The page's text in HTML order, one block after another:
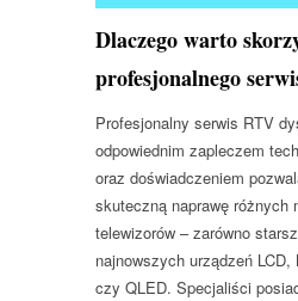
Dlaczego warto
profesjonalnego
Profesjonalny serwis RTV
odpowiednim zapleczem
oraz doświadczeniem
skuteczną naprawę różnych
telewizorów – zarówno
najnowszych urządzeń LCD,
czy QLED. Specjaliści